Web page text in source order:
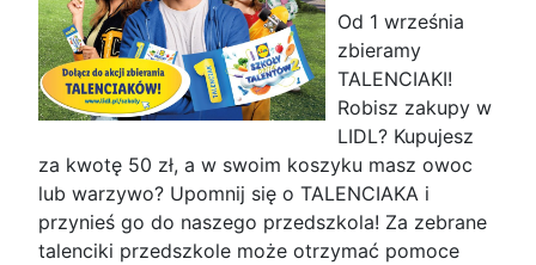
Od 1 września
zbieramy
TALENCIAKI!
Robisz zakupy w
LIDL? Kupujesz
za kwotę 50 zł, a w swoim koszyku masz owoc
lub warzywo? Upomnij się o TALENCIAKA i
przynieś go do naszego przedszkola! Za zebrane
talenciki przedszkole może otrzymać pomoce